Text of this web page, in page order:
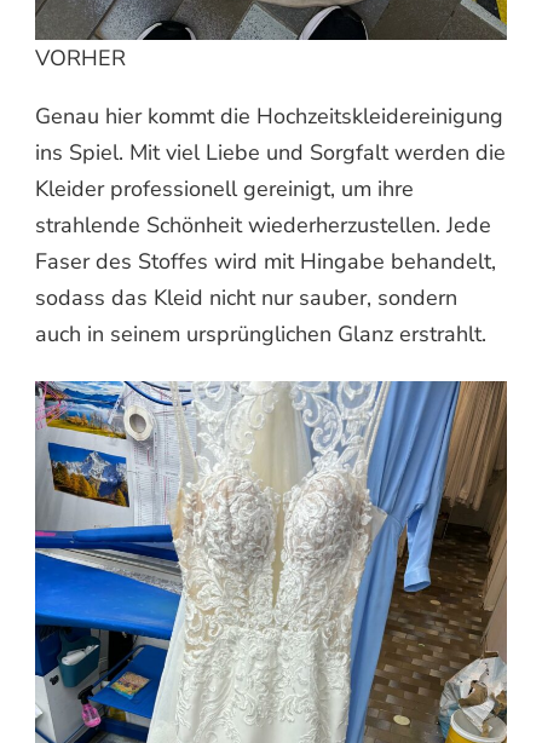
VORHER
Genau hier kommt die Hochzeitskleidereinigung
ins Spiel. Mit viel Liebe und Sorgfalt werden die
Kleider professionell gereinigt, um ihre
strahlende Schönheit wiederherzustellen. Jede
Faser des Stoffes wird mit Hingabe behandelt,
sodass das Kleid nicht nur sauber, sondern
auch in seinem ursprünglichen Glanz erstrahlt.